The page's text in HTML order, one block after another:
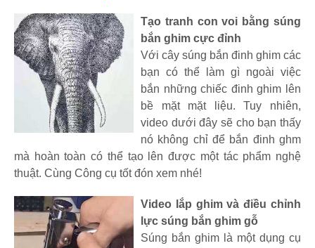
Tạo tranh con voi bằng súng
bắn ghim cực đỉnh
Với cây súng bắn đinh ghim các
bạn có thể làm gì ngoài việc
bắn những chiếc đinh ghim lên
bề mặt mặt liệu. Tuy nhiên,
video dưới đây sẽ cho bạn thấy
nó không chỉ để bắn đinh ghm
mà hoàn toàn có thể tạo lên được một tác phẩm nghệ
thuật. Cùng Công cụ tốt đón xem nhé!
Video lắp ghim và điều chỉnh
lực súng bắn ghim gỗ
Súng bắn ghim là một dụng cụ